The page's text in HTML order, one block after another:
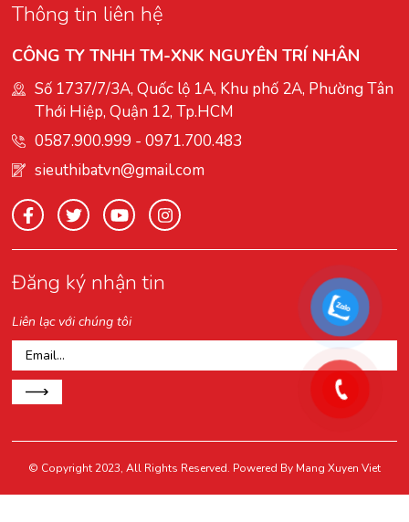
Thông tin liên hệ
CÔNG TY TNHH TM-XNK NGUYÊN TRÍ NHÂN
Số 1737/7/3A, Quốc lộ 1A, Khu phố 2A, Phường Tân
Thới Hiệp, Quận 12, Tp.HCM
0587.900.999 -0971.700.483
sieuthibatvn@gmail.com
Đăng ký nhận tin
Liên lạc với chúng tôi
© Copyright 2023, All Rights Reserved. Powered By Mang Xuyen Viet